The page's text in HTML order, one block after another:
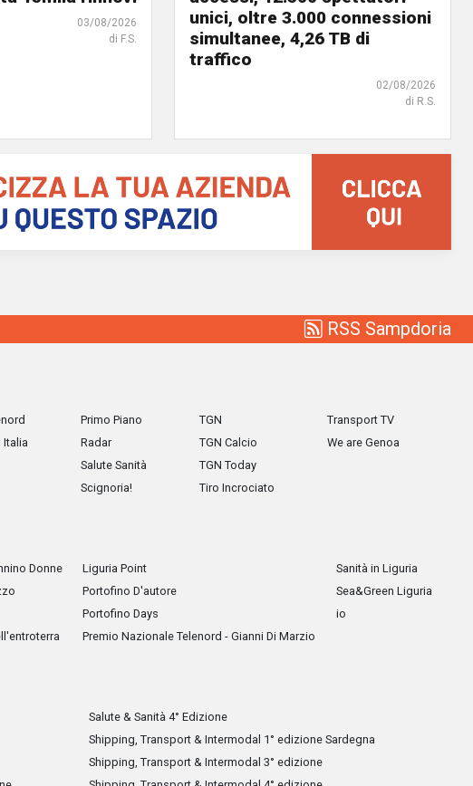
03/08/2026
di F.S.
unici, oltre 3.000 connessioni
simultanee, 4,26 TB di
traffico
02/08/2026
di R.S.
RSS Sampdoria
Italia
Primo Piano
Radar
Salute Sanità
Scignoria!
TGN
TGN Calcio
TGN Today
Tiro Incrociato
Transport TV
We are Genoa
Donne
Liguria Point
Portofino D'autore
Portofino Days
Premio Nazionale Telenord - Gianni Di Marzio
Sanità in Liguria
Sea&Green Liguria
io
Salute & Sanità 4° Edizione
Shipping, Transport & Intermodal 1° edizione Sardegna
Shipping, Transport & Intermodal 3° edizione